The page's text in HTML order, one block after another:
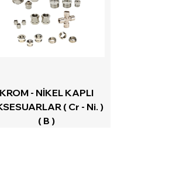
KROM - NİKEL KAPLI
( Cr - Ni. )
( B )